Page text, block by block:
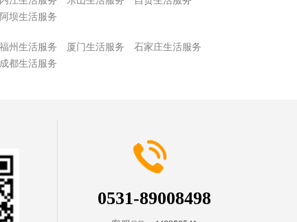
阿坝生活服务
福州生活服务 厦门生活服务
石家庄生活服务
成都生活服务
0531-89008498